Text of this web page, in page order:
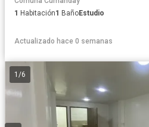
1 Habitación1 BañoEstudio
Actualizado hace 0 semanas
1 /6